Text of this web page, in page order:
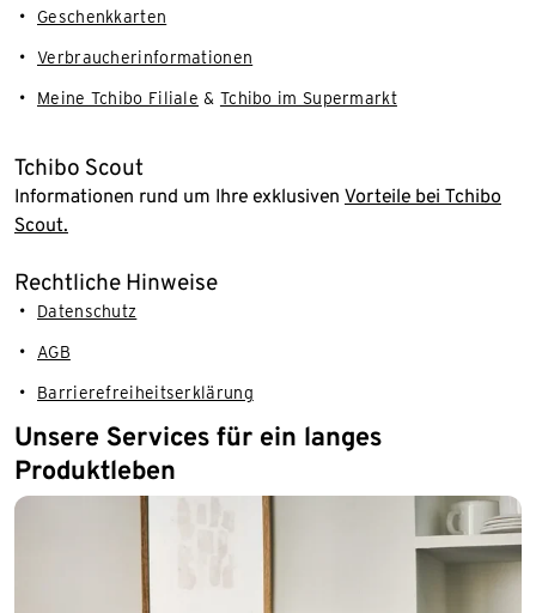
Geschenkkarten
Verbraucherinformationen
Meine Tchibo Filiale & Tchibo im Supermarkt
Tchibo Scout
Informationen rund um Ihre exklusiven Vorteile bei Tchibo
Scout.
Rechtliche Hinweise
Datenschutz
AGB
Barrierefreiheitserklärung
Unsere Services für ein langes
Produktleben